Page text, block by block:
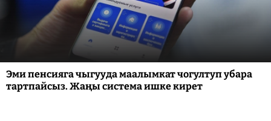
Эми пенсияга чыгууда маалымкат чогултуп убара
тартпайсыз. Жаңы система ишке кирет